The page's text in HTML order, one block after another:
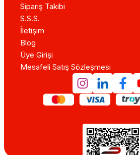
Sipariş Takibi
S.S.S.
İletişim
Blog
Üye Girişi
Mesafeli Satış Sözleşmesi